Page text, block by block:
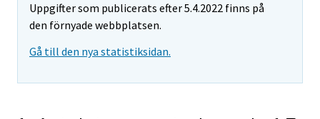
Uppgifter som publicerats efter 5.4.2022 finns på
den förnyade webbplatsen.
Gå till den nya statistiksidan.